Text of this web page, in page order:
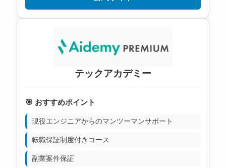
テックアカデミー
🎯 おすすめポイント
現役エンジニアからのマンツーマンサポート
転職保証制度付きコース
副業案件保証